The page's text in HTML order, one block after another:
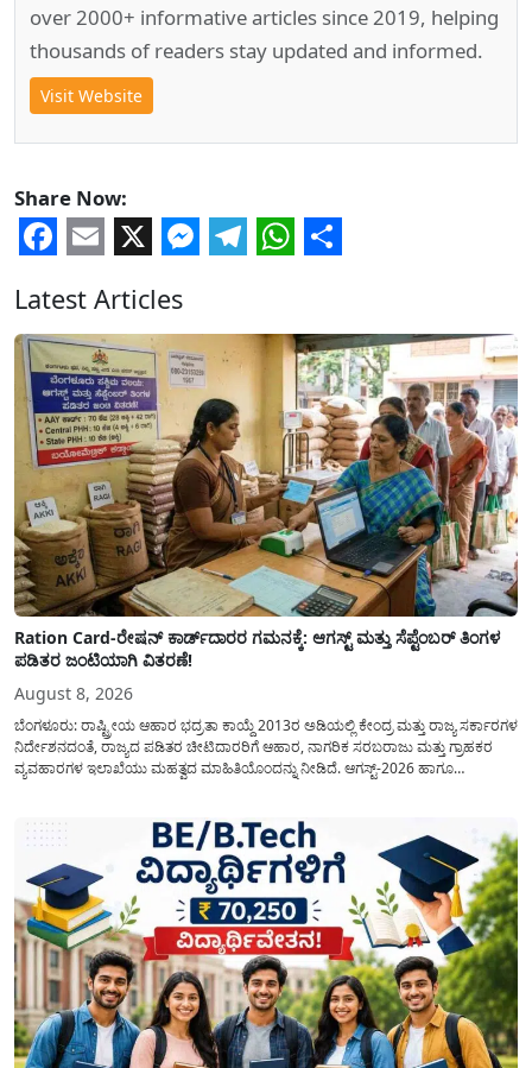
over 2000+ informative articles since 2019, helping
thousands of readers stay updated and informed.
Visit Website
Share Now:
Latest Articles
Ration Card-ರೇಷನ್ ಕಾರ್ಡ್‍ದಾರರ ಗಮನಕ್ಕೆ: ಆಗಸ್ಟ್ ಮತ್ತು ಸೆಪ್ಟೆಂಬರ್ ತಿಂಗಳ
ಪಡಿತರ ಜಂಟಿಯಾಗಿ ವಿತರಣೆ!
August 8, 2026
ಬೆಂಗಳೂರು: ರಾಷ್ಟ್ರೀಯ ಆಹಾರ ಭದ್ರತಾ ಕಾಯ್ದೆ 2013ರ ಅಡಿಯಲ್ಲಿ ಕೇಂದ್ರ ಮತ್ತು ರಾಜ್ಯ ಸರ್ಕಾರಗಳ
ನಿರ್ದೇಶನದಂತೆ, ರಾಜ್ಯದ ಪಡಿತರ ಚೀಟಿದಾರರಿಗೆ ಆಹಾರ, ನಾಗರಿಕ ಸರಬರಾಜು ಮತ್ತು ಗ್ರಾಹಕರ
ವ್ಯವಹಾರಗಳ ಇಲಾಖೆಯು ಮಹತ್ವದ ಮಾಹಿತಿಯೊಂದನ್ನು ನೀಡಿದೆ. ಆಗಸ್ಟ್-2026 ಹಾಗೂ